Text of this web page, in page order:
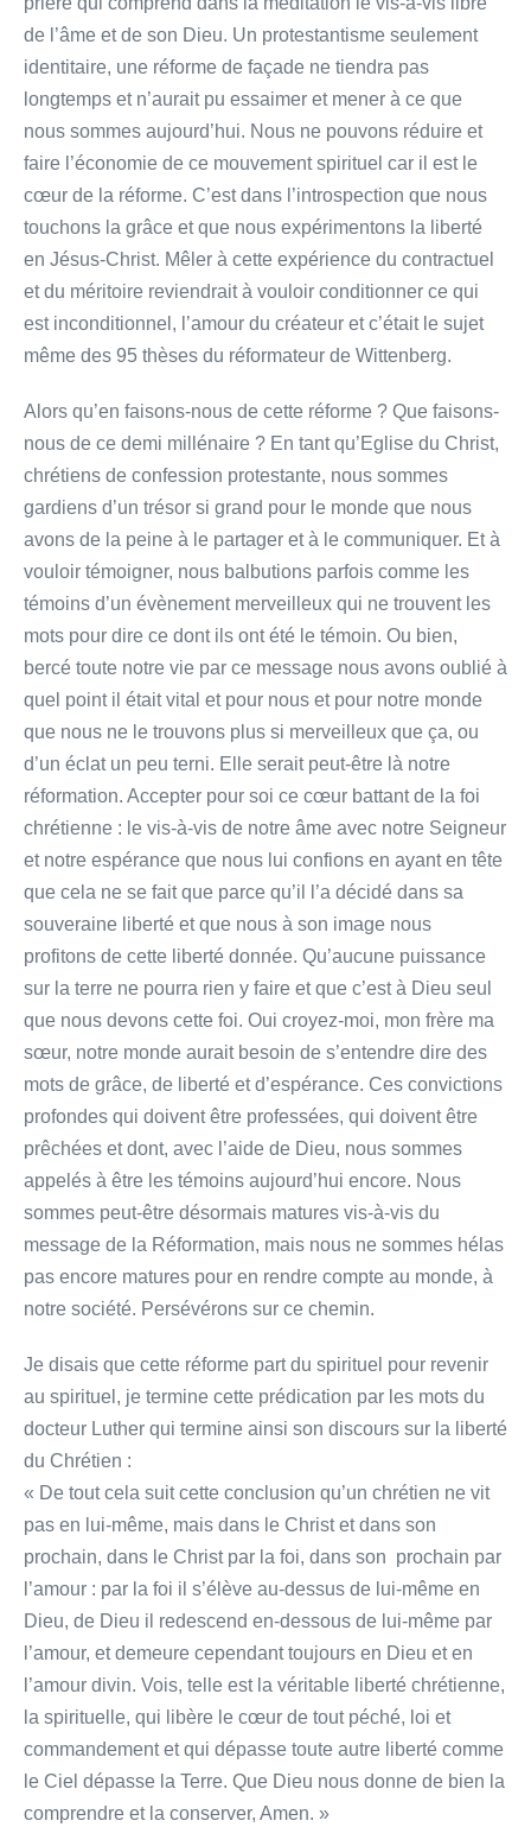
de l’âme et de son Dieu. Un protestantisme seulement
identitaire, une réforme de façade ne tiendra pas
longtemps et n’aurait pu essaimer et mener à ce que
nous sommes aujourd’hui. Nous ne pouvons réduire et
faire l’économie de ce mouvement spirituel car il est le
cœur de la réforme. C’est dans l’introspection que nous
touchons la grâce et que nous expérimentons la liberté
en Jésus-Christ. Mêler à cette expérience du contractuel
et du méritoire reviendrait à vouloir conditionner ce qui
est inconditionnel, l’amour du créateur et c’était le sujet
même des 95 thèses du réformateur de Wittenberg.
Alors qu’en faisons-nous de cette réforme ? Que faisons-
nous de ce demi millénaire ? En tant qu’Eglise du Christ,
chrétiens de confession protestante, nous sommes
gardiens d’un trésor si grand pour le monde que nous
avons de la peine à le partager et à le communiquer. Et à
vouloir témoigner, nous balbutions parfois comme les
témoins d’un évènement merveilleux qui ne trouvent les
mots pour dire ce dont ils ont été le témoin. Ou bien,
bercé toute notre vie par ce message nous avons oublié à
quel point il était vital et pour nous et pour notre monde
que nous ne le trouvons plus si merveilleux que ça, ou
d’un éclat un peu terni. Elle serait peut-être là notre
réformation. Accepter pour soi ce cœur battant de la foi
chrétienne : le vis-à-vis de notre âme avec notre Seigneur
et notre espérance que nous lui confions en ayant en tête
que cela ne se fait que parce qu’il l’a décidé dans sa
souveraine liberté et que nous à son image nous
profitons de cette liberté donnée. Qu’aucune puissance
sur la terre ne pourra rien y faire et que c’est à Dieu seul
que nous devons cette foi. Oui croyez-moi, mon frère ma
sœur, notre monde aurait besoin de s’entendre dire des
mots de grâce, de liberté et d’espérance. Ces convictions
profondes qui doivent être professées, qui doivent être
prêchées et dont, avec l’aide de Dieu, nous sommes
appelés à être les témoins aujourd’hui encore. Nous
sommes peut-être désormais matures vis-à-vis du
message de la Réformation, mais nous ne sommes hélas
pas encore matures pour en rendre compte au monde, à
notre société. Persévérons sur ce chemin.
Je disais que cette réforme part du spirituel pour revenir
au spirituel, je termine cette prédication par les mots du
docteur Luther qui termine ainsi son discours sur la liberté
du Chrétien :
« De tout cela suit cette conclusion qu’un chrétien ne vit
pas en lui-même, mais dans le Christ et dans son
prochain, dans le Christ par la foi, dans son prochain par
l’amour : par la foi il s’élève au-dessus de lui-même en
Dieu, de Dieu il redescend en-dessous de lui-même par
l’amour, et demeure cependant toujours en Dieu et en
l’amour divin. Vois, telle est la véritable liberté chrétienne,
la spirituelle, qui libère le cœur de tout péché, loi et
commandement et qui dépasse toute autre liberté comme
le Ciel dépasse la Terre. Que Dieu nous donne de bien la
comprendre et la conserver, Amen. »